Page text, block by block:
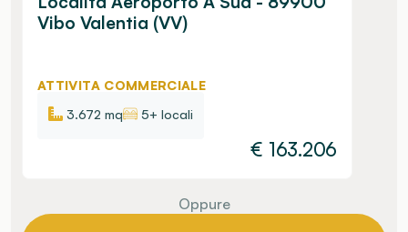
Vibo Valentia (VV)
ATTIVITA COMMERCIALE
3.672 mq
5+ locali
€ 163.206
Oppure